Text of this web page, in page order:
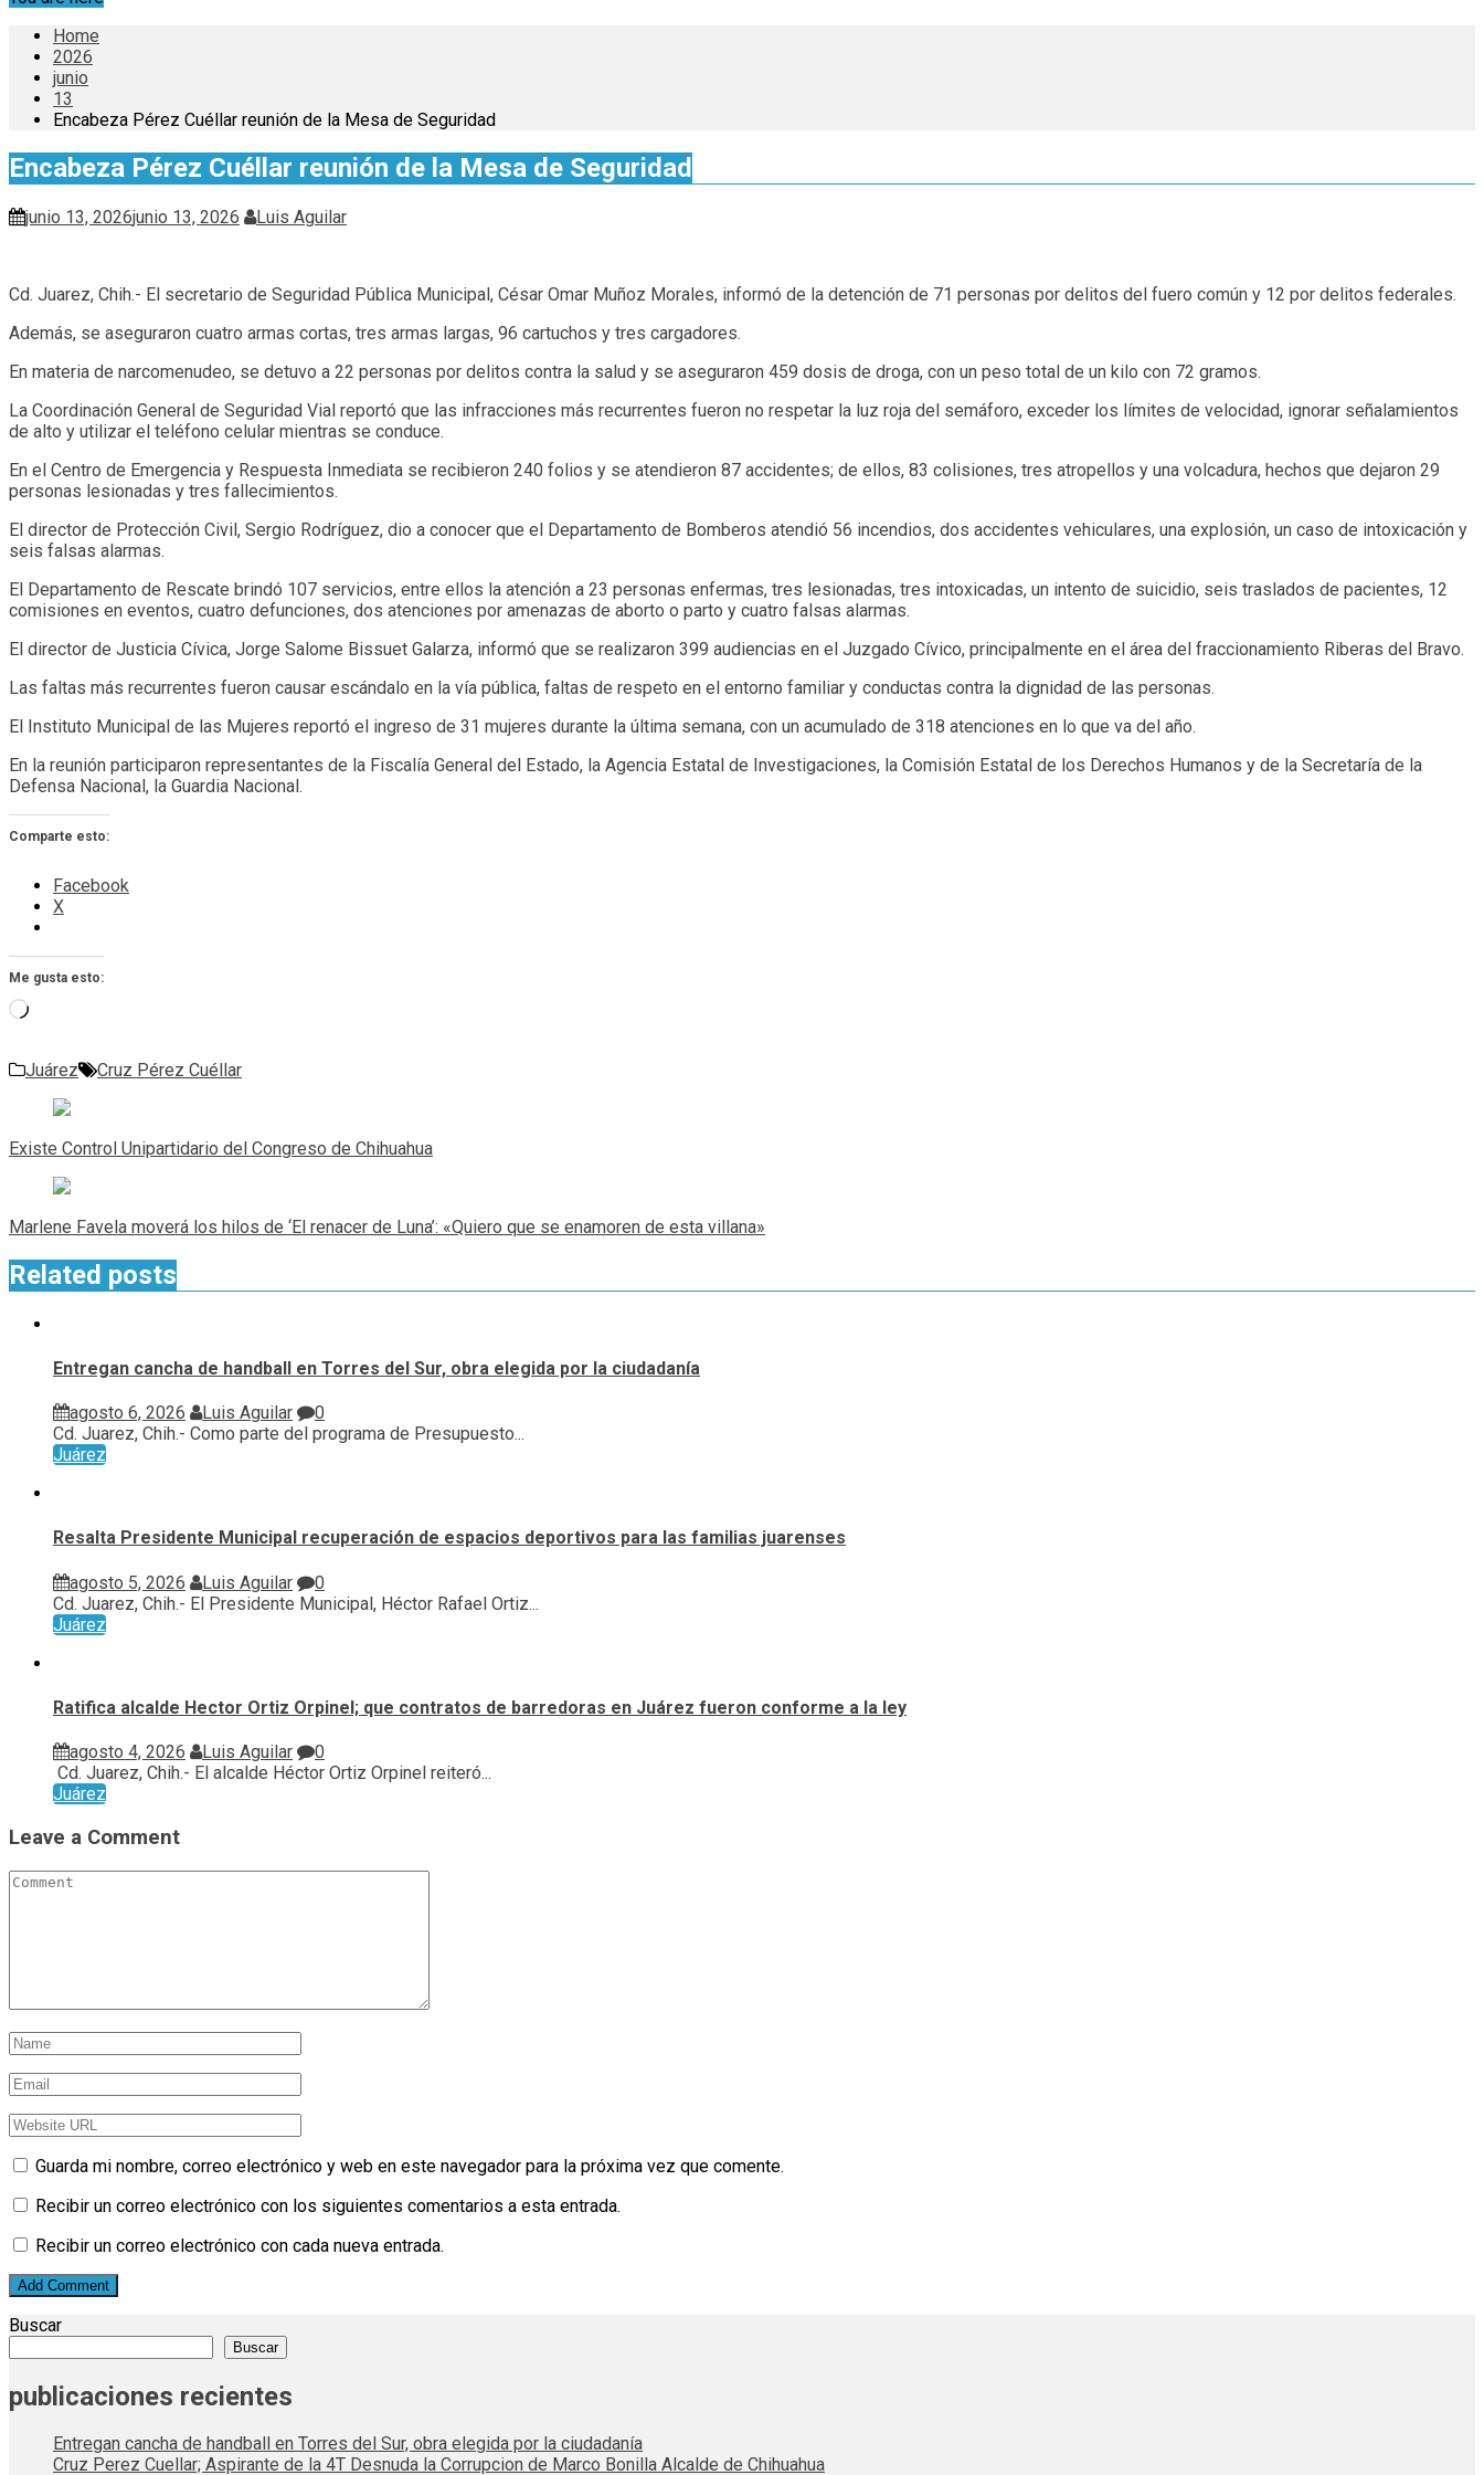
Home
2026
junio
13
Encabeza Pérez Cuéllar reunión de la Mesa de Seguridad
Encabeza Pérez Cuéllar reunión de la Mesa de Seguridad
junio 13, 2026junio 13, 2026 Luis Aguilar
Cd. Juarez, Chih.- El secretario de Seguridad Pública Municipal, César Omar Muñoz Morales, informó de la detención de 71 personas por delitos del fuero común y 12 por delitos federales.
Además, se aseguraron cuatro armas cortas, tres armas largas, 96 cartuchos y tres cargadores.
En materia de narcomenudeo, se detuvo a 22 personas por delitos contra la salud y se aseguraron 459 dosis de droga, con un peso total de un kilo con 72 gramos.
La Coordinación General de Seguridad Vial reportó que las infracciones más recurrentes fueron no respetar la luz roja del semáforo, exceder los límites de velocidad, ignorar señalamientos
de alto y utilizar el teléfono celular mientras se conduce.
En el Centro de Emergencia y Respuesta Inmediata se recibieron 240 folios y se atendieron 87 accidentes; de ellos, 83 colisiones, tres atropellos y una volcadura, hechos que dejaron 29
personas lesionadas y tres fallecimientos.
El director de Protección Civil, Sergio Rodríguez, dio a conocer que el Departamento de Bomberos atendió 56 incendios, dos accidentes vehiculares, una explosión, un caso de intoxicación y
seis falsas alarmas.
El Departamento de Rescate brindó 107 servicios, entre ellos la atención a 23 personas enfermas, tres lesionadas, tres intoxicadas, un intento de suicidio, seis traslados de pacientes, 12
comisiones en eventos, cuatro defunciones, dos atenciones por amenazas de aborto o parto y cuatro falsas alarmas.
El director de Justicia Cívica, Jorge Salome Bissuet Galarza, informó que se realizaron 399 audiencias en el Juzgado Cívico, principalmente en el área del fraccionamiento Riberas del Bravo.
Las faltas más recurrentes fueron causar escándalo en la vía pública, faltas de respeto en el entorno familiar y conductas contra la dignidad de las personas.
El Instituto Municipal de las Mujeres reportó el ingreso de 31 mujeres durante la última semana, con un acumulado de 318 atenciones en lo que va del año.
En la reunión participaron representantes de la Fiscalía General del Estado, la Agencia Estatal de Investigaciones, la Comisión Estatal de los Derechos Humanos y de la Secretaría de la
Defensa Nacional, la Guardia Nacional.
Comparte esto:
Facebook
X
Me gusta esto:
Cargando...
Juárez Cruz Pérez Cuéllar
Navegación
de
entradas
Existe Control Unipartidario del Congreso de Chihuahua
Marlene Favela moverá los hilos de ‘El renacer de Luna’: «Quiero que se enamoren de esta villana»
Related posts
Entregan cancha de handball en Torres del Sur, obra elegida por la ciudadanía
agosto 6, 2026 Luis Aguilar
0
Cd. Juarez, Chih.- Como parte del programa de Presupuesto...
Juárez
Resalta Presidente Municipal recuperación de espacios deportivos para las familias juarenses
agosto 5, 2026 Luis Aguilar
0
Cd. Juarez, Chih.- El Presidente Municipal, Héctor Rafael Ortiz...
Juárez
Ratifica alcalde Hector Ortiz Orpinel; que contratos de barredoras en Juárez fueron conforme a la ley
agosto 4, 2026 Luis Aguilar
0
Cd. Juarez, Chih.- El alcalde Héctor Ortiz Orpinel reiteró...
Juárez
Leave a Comment
Guarda mi nombre, correo electrónico y web en este navegador para la próxima vez que comente.
Recibir un correo electrónico con los siguientes comentarios a esta entrada.
Recibir un correo electrónico con cada nueva entrada.
Buscar
Buscar
publicaciones recientes
Entregan cancha de handball en Torres del Sur, obra elegida por la ciudadanía
Cruz Perez Cuellar; Aspirante de la 4T Desnuda la Corrupcion de Marco Bonilla Alcalde de Chihuahua